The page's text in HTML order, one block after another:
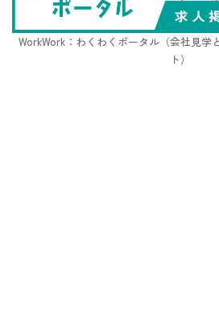
WorkWork：わくわくポータル（会社見学
ト）